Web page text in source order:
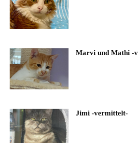
Marvi und Mathi -
Jimi -vermittelt-